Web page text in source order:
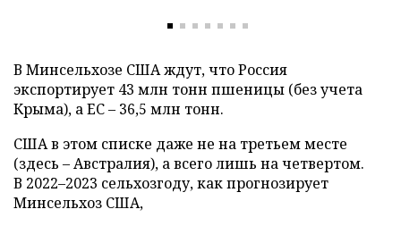
В Минсельхозе США ждут, что Россия
экспортирует 43 млн тонн пшеницы (без учета
Крыма), а ЕС – 36,5 млн тонн.
США в этом списке даже не на третьем месте
(здесь – Австралия), а всего лишь на четвертом.
В 2022–2023 сельхозгоду, как прогнозирует
Минсельхоз США,